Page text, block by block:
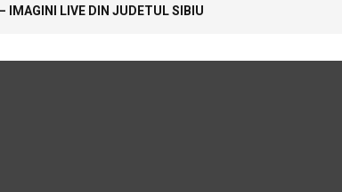
IMAGINI LIVE DIN JUDETUL SIBIU